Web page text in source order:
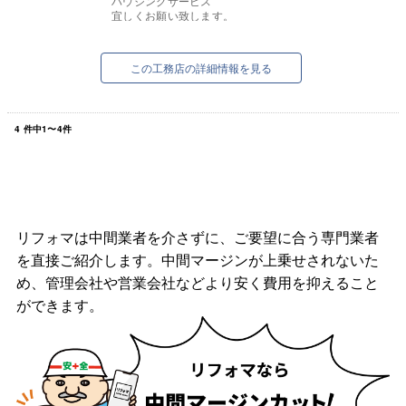
宜しくお願い致します。
この工務店の詳細情報を見る
4 件中1〜4件
リフォマは中間業者を介さずに、ご要望に合う専門業者
を直接ご紹介します。中間マージンが上乗せされないた
め、管理会社や営業会社などより安く費用を抑えること
ができます。